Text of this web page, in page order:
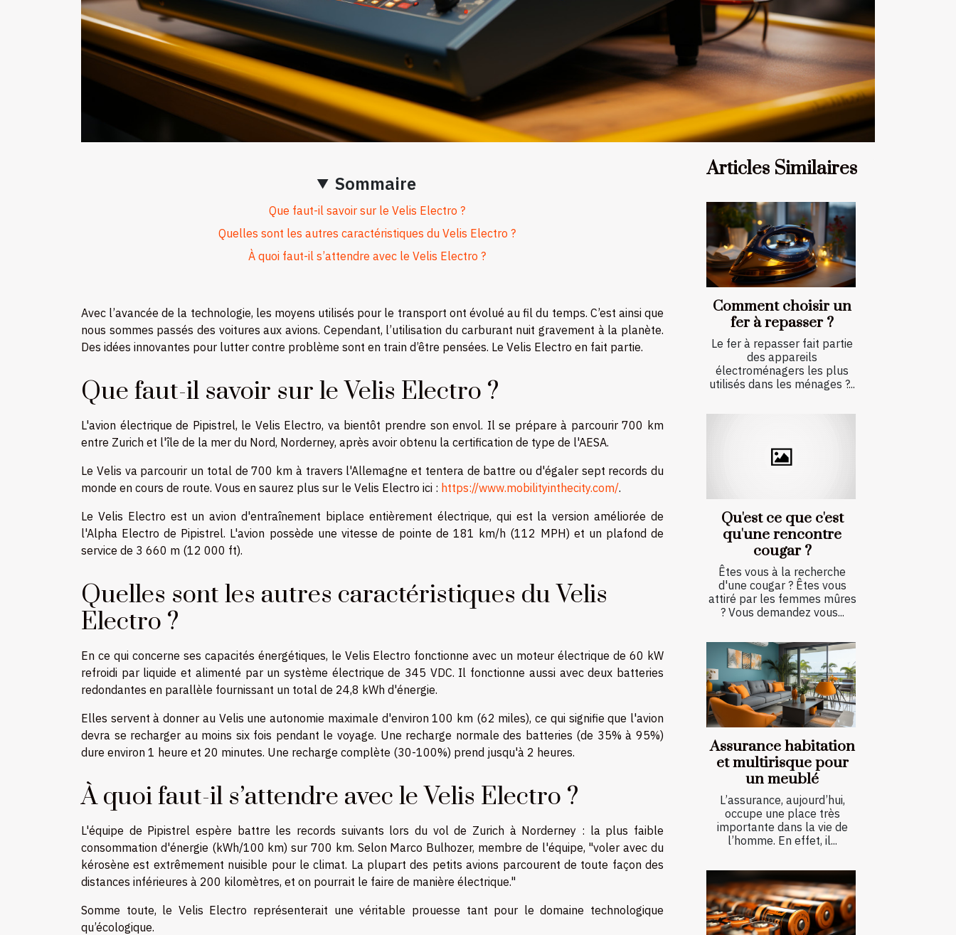
Sommaire
Que faut-il savoir sur le Velis Electro ?
Quelles sont les autres caractéristiques du Velis Electro ?
À quoi faut-il s’attendre avec le Velis Electro ?
Avec l’avancée de la technologie, les moyens utilisés pour le transport ont évolué au fil du temps. C’est ainsi que
nous sommes passés des voitures aux avions. Cependant, l’utilisation du carburant nuit gravement à la planète.
Des idées innovantes pour lutter contre problème sont en train d’être pensées. Le Velis Electro en fait partie.
Que faut-il savoir sur le Velis Electro ?
L'avion électrique de Pipistrel, le Velis Electro, va bientôt prendre son envol. Il se prépare à parcourir 700 km
entre Zurich et l'île de la mer du Nord, Norderney, après avoir obtenu la certification de type de l'AESA.
Le Velis va parcourir un total de 700 km à travers l'Allemagne et tentera de battre ou d'égaler sept records du
monde en cours de route. Vous en saurez plus sur le Velis Electro ici : https://www.mobilityinthecity.com/.
Le Velis Electro est un avion d'entraînement biplace entièrement électrique, qui est la version améliorée de
l'Alpha Electro de Pipistrel. L'avion possède une vitesse de pointe de 181 km/h (112 MPH) et un plafond de
service de 3 660 m (12 000 ft).
Quelles sont les autres caractéristiques du Velis
Electro ?
En ce qui concerne ses capacités énergétiques, le Velis Electro fonctionne avec un moteur électrique de 60 kW
refroidi par liquide et alimenté par un système électrique de 345 VDC. Il fonctionne aussi avec deux batteries
redondantes en parallèle fournissant un total de 24,8 kWh d'énergie.
Elles servent à donner au Velis une autonomie maximale d'environ 100 km (62 miles), ce qui signifie que l'avion
devra se recharger au moins six fois pendant le voyage. Une recharge normale des batteries (de 35% à 95%)
dure environ 1 heure et 20 minutes. Une recharge complète (30-100%) prend jusqu'à 2 heures.
À quoi faut-il s’attendre avec le Velis Electro ?
L'équipe de Pipistrel espère battre les records suivants lors du vol de Zurich à Norderney : la plus faible
consommation d'énergie (kWh/100 km) sur 700 km. Selon Marco Bulhozer, membre de l'équipe, "voler avec du
kérosène est extrêmement nuisible pour le climat. La plupart des petits avions parcourent de toute façon des
distances inférieures à 200 kilomètres, et on pourrait le faire de manière électrique."
Somme toute, le Velis Electro représenterait une véritable prouesse tant pour le domaine technologique
qu’écologique.
Articles Similaires
Comment choisir un
fer à repasser ?
Le fer à repasser fait partie
des appareils
électroménagers les plus
utilisés dans les ménages ?...
Qu'est ce que c'est
qu'une rencontre
cougar ?
Êtes vous à la recherche
d'une cougar ? Êtes vous
attiré par les femmes mûres
? Vous demandez vous...
Assurance habitation
et multirisque pour
un meublé
L’assurance, aujourd’hui,
occupe une place très
importante dans la vie de
l’homme. En effet, il...